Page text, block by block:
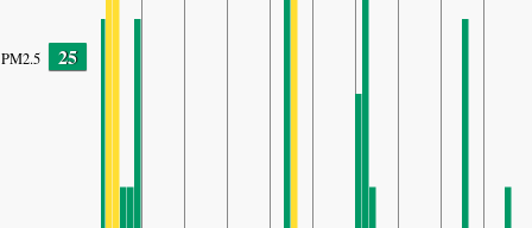
PM2.5 25